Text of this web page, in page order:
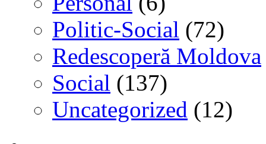
Politic-Social (72)
Redescoperă Moldova
Social (137)
Uncategorized (12)